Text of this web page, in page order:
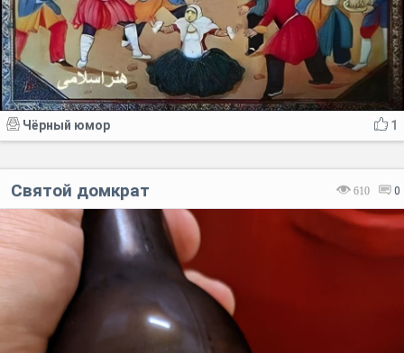
1
Чёрный юмор
610 0
Святой домкрат